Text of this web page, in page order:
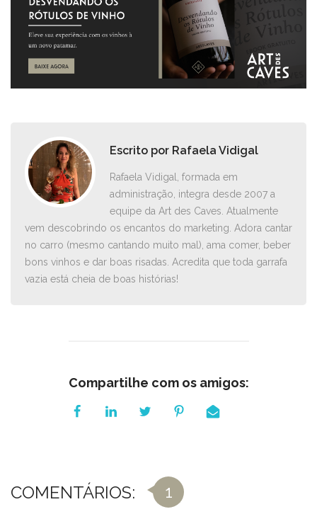
Escrito por Rafaela Vidigal
Rafaela Vidigal, formada em
administração, integra desde 2007 a
equipe da Art des Caves. Atualmente
vem descobrindo os encantos do marketing. Adora cantar
no carro ­(mesmo cantando muito mal), ama comer, beber
bons vinhos e dar boas risadas. Acredita que toda garrafa
vazia está cheia de boas histórias!
Compartilhe com os amigos:
COMENTÁRIOS: 1